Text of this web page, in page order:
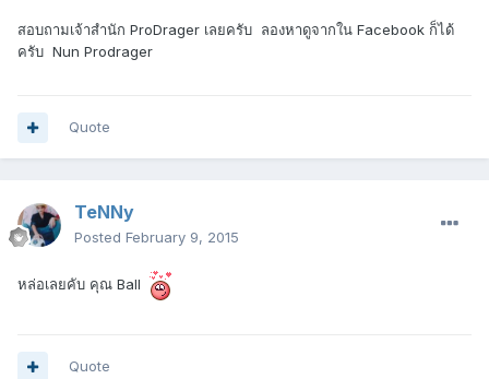
สอบถามเจ้าสำนัก ProDrager เลยครับ ลองหาดูจากใน Facebook ก็ได้
ครับ Nun Prodrager
Quote
TeNNy
Posted February 9, 2015
หล่อเลยคับ คุณ Ball
Quote